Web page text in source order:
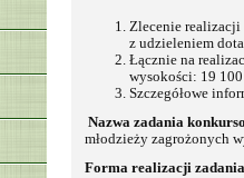
Zlecenie realizacji
z udzieleniem
Łącznie na
wysokości: 19 100
Szczegółowe
Nazwa zadania
młodzieży zagrożonych
Forma realizacji